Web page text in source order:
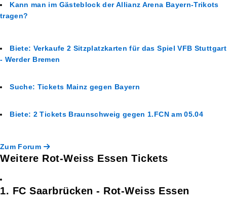
Kann man im Gästeblock der Allianz Arena Bayern-Trikots
tragen?
Biete: Verkaufe 2 Sitzplatzkarten für das Spiel VFB Stuttgart
- Werder Bremen
Suche: Tickets Mainz gegen Bayern
Biete: 2 Tickets Braunschweig gegen 1.FCN am 05.04
Zum Forum
Weitere Rot-Weiss Essen Tickets
1. FC Saarbrücken - Rot-Weiss Essen